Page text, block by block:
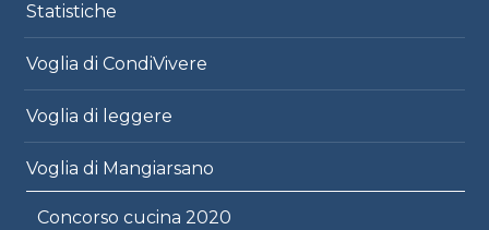
Statistiche
Voglia di CondiVivere
Voglia di leggere
Voglia di Mangiarsano
Concorso cucina 2020